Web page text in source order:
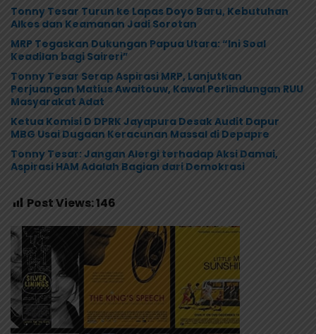
Tonny Tesar Turun ke Lapas Doyo Baru, Kebutuhan
Alkes dan Keamanan Jadi Sorotan
MRP Tegaskan Dukungan Papua Utara: “Ini Soal
Keadilan bagi Saireri”
Tonny Tesar Serap Aspirasi MRP, Lanjutkan
Perjuangan Matius Awaitouw, Kawal Perlindungan RUU
Masyarakat Adat
Ketua Komisi D DPRK Jayapura Desak Audit Dapur
MBG Usai Dugaan Keracunan Massal di Depapre
Tonny Tesar: Jangan Alergi terhadap Aksi Damai,
Aspirasi HAM Adalah Bagian dari Demokrasi
Post Views:146